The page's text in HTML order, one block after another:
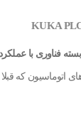
اتوماسیون که